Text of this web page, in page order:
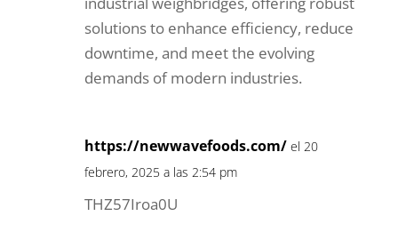
language.
Temp email el 19 agosto, 2024 a las 5:31 pm
you were. Your sketch is elegant, and
your written content is sophisticated.
However, you seem concerned about
potentially delivering something